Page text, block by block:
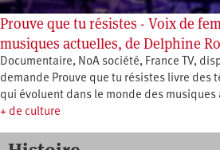
Prouve que tu résistes - Voix de
musiques actuelles, de Delphine
Documentaire, NoA société, France TV,
demande Prouve que tu résistes livre des
qui évoluent dans le monde des musiques
+ de culture